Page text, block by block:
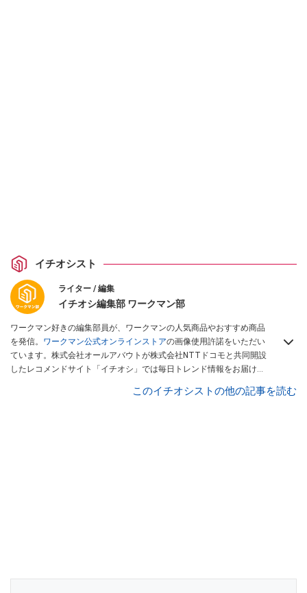
イチオシスト
ライター / 編集
イチオシ編集部 ワークマン部
ワークマン好きの編集部員が、ワークマンの人気商品やおすすめ商品
を発信。 ワークマン公式オンラインストアの画像使用許諾をいただい
ています。株式会社オールアバウトが株式会社NTTドコモと共同開設
したレコメンドサイト「イチオシ」では毎日トレンド情報をお届け。
このイチオシストの他の記事を読む